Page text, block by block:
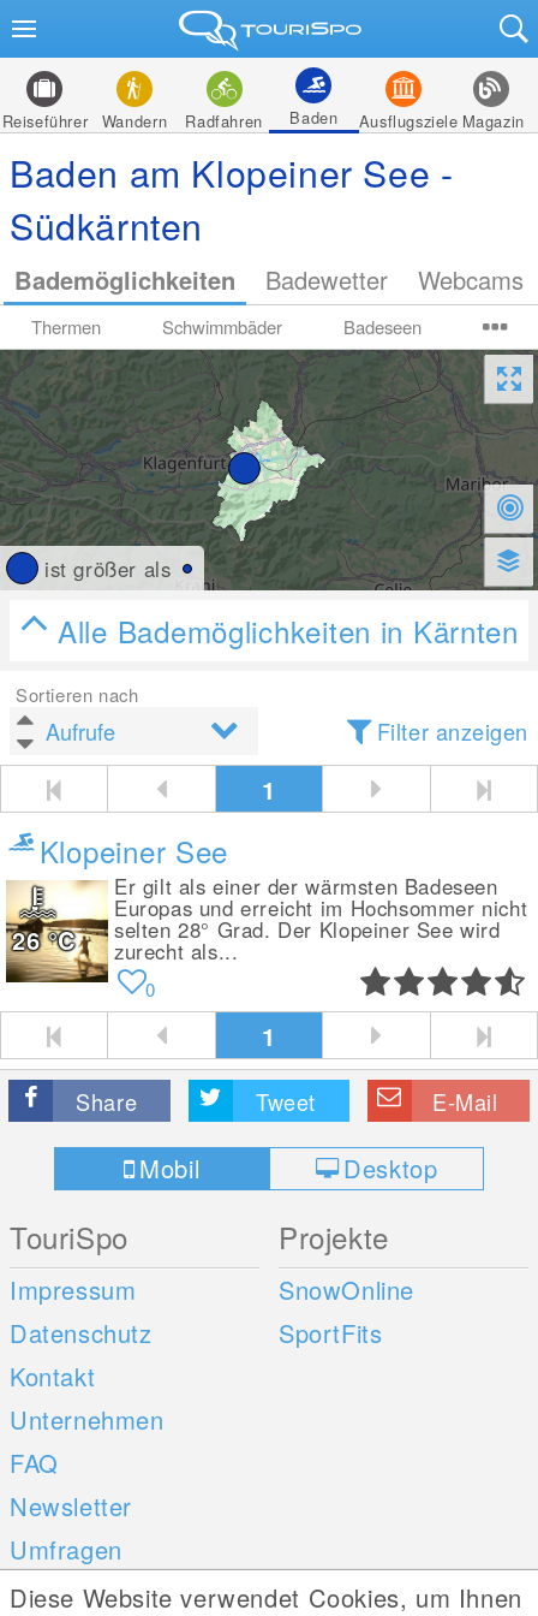
Reiseführer Wandern Radfahren Baden Ausflugsziele Magazin
Baden am Klopeiner See -
Südkärnten
Bademöglichkeiten Badewetter Webcams
Thermen Schwimmbäder Badeseen
ist größer als
Alle Bademöglichkeiten in Kärnten
Sortieren nach
Filter anzeigen
1
Klopeiner See
Er gilt als einer der wärmsten Badeseen
Europas und erreicht im Hochsommer nicht
selten 28° Grad. Der Klopeiner See wird
zurecht als...
26°C
0
1
Share Tweet E-Mail
Mobil Desktop
TouriSpo
Impressum
Datenschutz
Kontakt
Unternehmen
FAQ
Newsletter
Umfragen
Projekte
SnowOnline
SportFits
Diese Website verwendet Cookies, um Ihnen